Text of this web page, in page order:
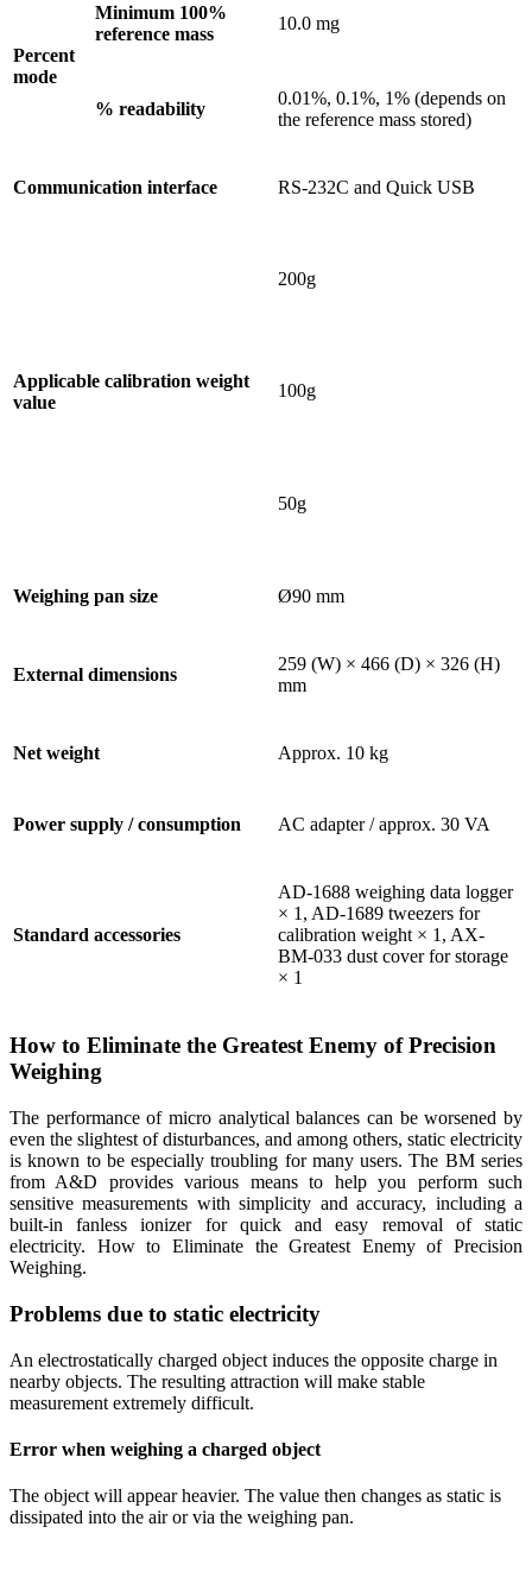
Percent
mode
Minimum 100%
reference mass
10.0 mg
% readability
0.01%, 0.1%, 1% (depends on
the reference mass stored)
Communication interface RS-232C and Quick USB
Applicable calibration weight
value
200g
100g
50g
Weighing pan size Ø90 mm
External dimensions
259 (W) × 466 (D) × 326 (H)
mm
Net weight Approx. 10 kg
Power supply / consumption AC adapter / approx. 30 VA
Standard accessories
AD-1688 weighing data logger
× 1, AD-1689 tweezers for
calibration weight × 1, AX-
BM-033 dust cover for storage
× 1
How to Eliminate the Greatest Enemy of Precision
Weighing
The performance of micro analytical balances can be worsened by
even the slightest of disturbances, and among others, static electricity
is known to be especially troubling for many users. The BM series
from A&D provides various means to help you perform such
sensitive measurements with simplicity and accuracy, including a
built-in fanless ionizer for quick and easy removal of static
electricity. How to Eliminate the Greatest Enemy of Precision
Weighing.
Problems due to static electricity
An electrostatically charged object induces the opposite charge in
nearby objects. The resulting attraction will make stable
measurement extremely difficult.
Error when weighing a charged object
The object will appear heavier. The value then changes as static is
dissipated into the air or via the weighing pan.